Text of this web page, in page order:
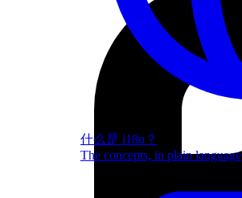
什么是 i18n？
The concepts, in plain language